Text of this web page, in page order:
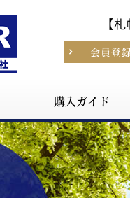
【
会員登
購入ガイド